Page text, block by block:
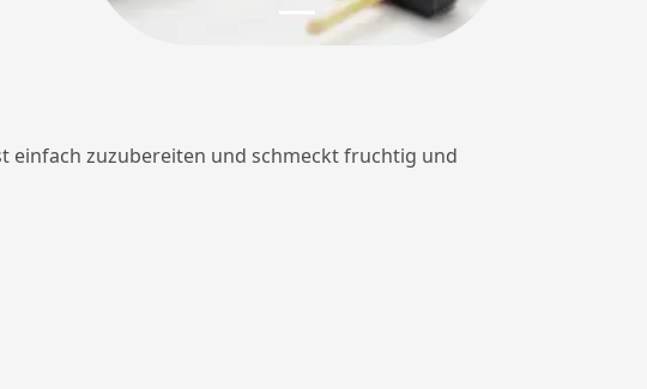
einfach zuzubereiten und schmeckt fruchtig und